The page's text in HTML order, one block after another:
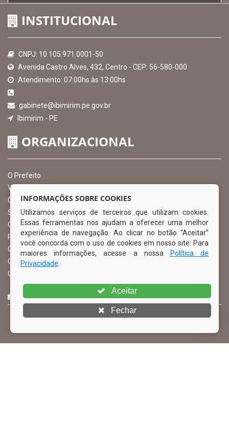
INSTITUCIONAL
CNPJ: 10.105.971.0001-50
Avenida Castro Alves, 432, Centro - CEP: 56-580-000
Atendimento: 07:00hs às 13:00hs
gabinete@ibimirim.pe.gov.br
Ibimirim - PE
ORGANIZACIONAL
O Prefeito
Vice Prefeito
Ouvidoria Municipal
Serviço de Informação ao Cidadão – SIC
Chefe de Gabinete
Procuradoria Geral
Órgão de Controle Interno
Organograma
Comissão Permanente de Licitação – CPL
CURTA NOSSA FAN PAGE
INFORMAÇÕES SOBRE COOKIES
Utilizamos serviços de terceiros que utilizam cookies.
Essas ferramentas nos ajudam a oferecer uma melhor
experiência de navegação. Ao clicar no botão “Aceitar”
você concorda com o uso de cookies em nosso site. Para
maiores informações, acesse a nossa
Política de
Privacidade
Aceitar
Fechar